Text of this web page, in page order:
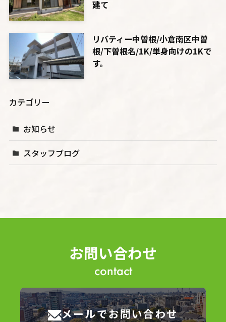
建て
リバティー中曽根/小倉南区中曽
根/下曽根名/1K/単身向けの1Kで
す。
カテゴリー
お知らせ
スタッフブログ
お問い合わせ
contact
メールでお問い合わせ